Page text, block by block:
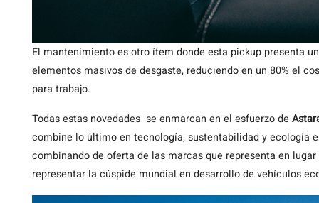
El mantenimiento es otro ítem donde esta pickup presenta
elementos masivos de desgaste, reduciendo en un 80% el
para trabajo.
Todas estas novedades se enmarcan en el esfuerzo de
combine lo último en tecnología, sustentabilidad y ecología
combinando de oferta de las marcas que representa en
representar la cúspide mundial en desarrollo de vehículos